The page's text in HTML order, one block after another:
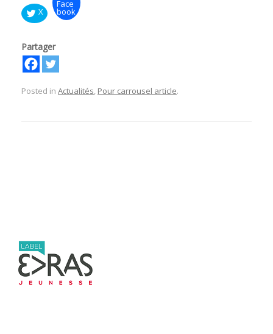
X
Face
book
Partager
Posted in Actualités, Pour carrousel article.